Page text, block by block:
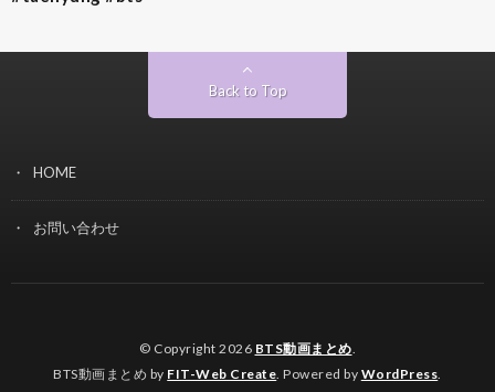
Back to Top
HOME
お問い合わせ
© Copyright 2026 BTS動画まとめ.
BTS動画まとめ by FIT-Web Create. Powered by WordPress.